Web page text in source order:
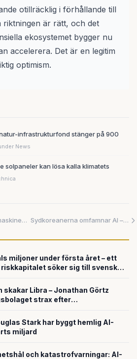
otillräcklig i förhållande till
riktningen är rätt, och det
ekosystemet bygger nu
accelerera. Det är en legitim
optimism.
infrastrukturfond stänger på 900
News
solpaneler kan lösa kalla klimatets
Vem bär skulden när maskinen gör fel? Självstyrande AI tar över finanssektorn – utan att lagen hänger med
Sydkoreanerna omfamnar AI – medan resten av världen tvekar
miljoner under första året – ett
söker sig till svensk
skakar Libra – Jonathan Görtz
strax efter
Stark har byggt hemlig AI-
miljard
och katastrofvarningar: AI-